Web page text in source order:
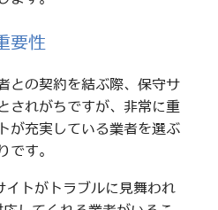
要性
との契約を結ぶ際、保守サ
されがちですが、非常に重
が充実している業者を選ぶ
です。
トがトラブルに見舞われ